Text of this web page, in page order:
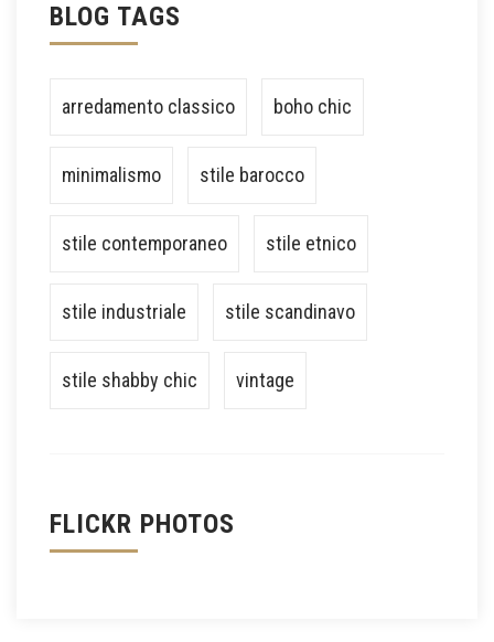
BLOG TAGS
arredamento classico boho chic
minimalismo stile barocco
stile contemporaneo stile etnico
stile industriale stile scandinavo
stile shabby chic vintage
FLICKR PHOTOS